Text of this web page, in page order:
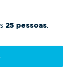
25 pessoas